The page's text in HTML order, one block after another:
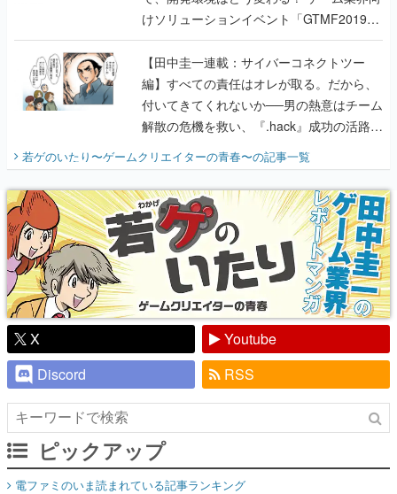
けソリューションイベント「GTMF2019」
に行って、より理解を深めよう【PR】
【田中圭一連載：サイバーコネクトツー
編】すべての責任はオレが取る。だから、
付いてきてくれないか──男の熱意はチーム
解散の危機を救い、『.hack』成功の活路を
『少年ジャンプ』色だった【若ゲのいた
り】
若ゲのいたり〜ゲームクリエイターの青春〜の記事一覧
X
Youtube
Discord
RSS
ピックアップ
電ファミのいま読まれている記事ランキング